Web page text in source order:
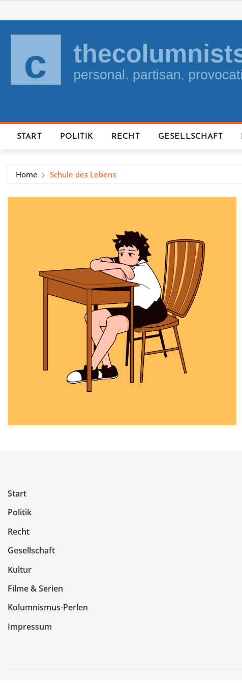
to
content
START POLITIK RECHT GESELLSCHAFT
Home Schule des Lebens
Start
Politik
Recht
Gesellschaft
Kultur
Filme & Serien
Kolumnismus-Perlen
Impressum